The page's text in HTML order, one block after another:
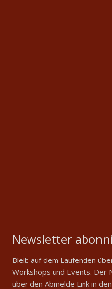
Newsletter
Bleib auf dem Laufenden
Workshops und Events.
über den Abmelde Link in